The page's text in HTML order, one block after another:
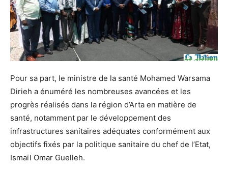
Pour sa part, le ministre de la santé Mohamed Warsama
Dirieh a énuméré les nombreuses avancées et les
progrès réalisés dans la région d’Arta en matière de
santé, notamment par le développement des
infrastructures sanitaires adéquates conformément aux
objectifs fixés par la politique sanitaire du chef de l’Etat,
Ismaïl Omar Guelleh.